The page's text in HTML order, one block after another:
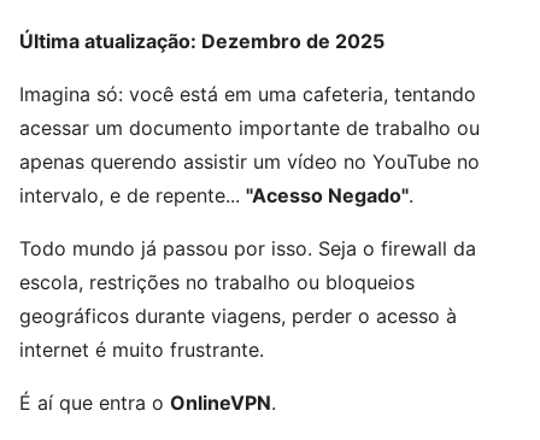
Última atualização: Dezembro de 2025
Imagina só: você está em uma cafeteria, tentando
acessar um documento importante de trabalho ou
apenas querendo assistir um vídeo no YouTube no
intervalo, e de repente... "Acesso Negado".
Todo mundo já passou por isso. Seja o firewall da
escola, restrições no trabalho ou bloqueios
geográficos durante viagens, perder o acesso à
internet é muito frustrante.
É aí que entra o OnlineVPN.